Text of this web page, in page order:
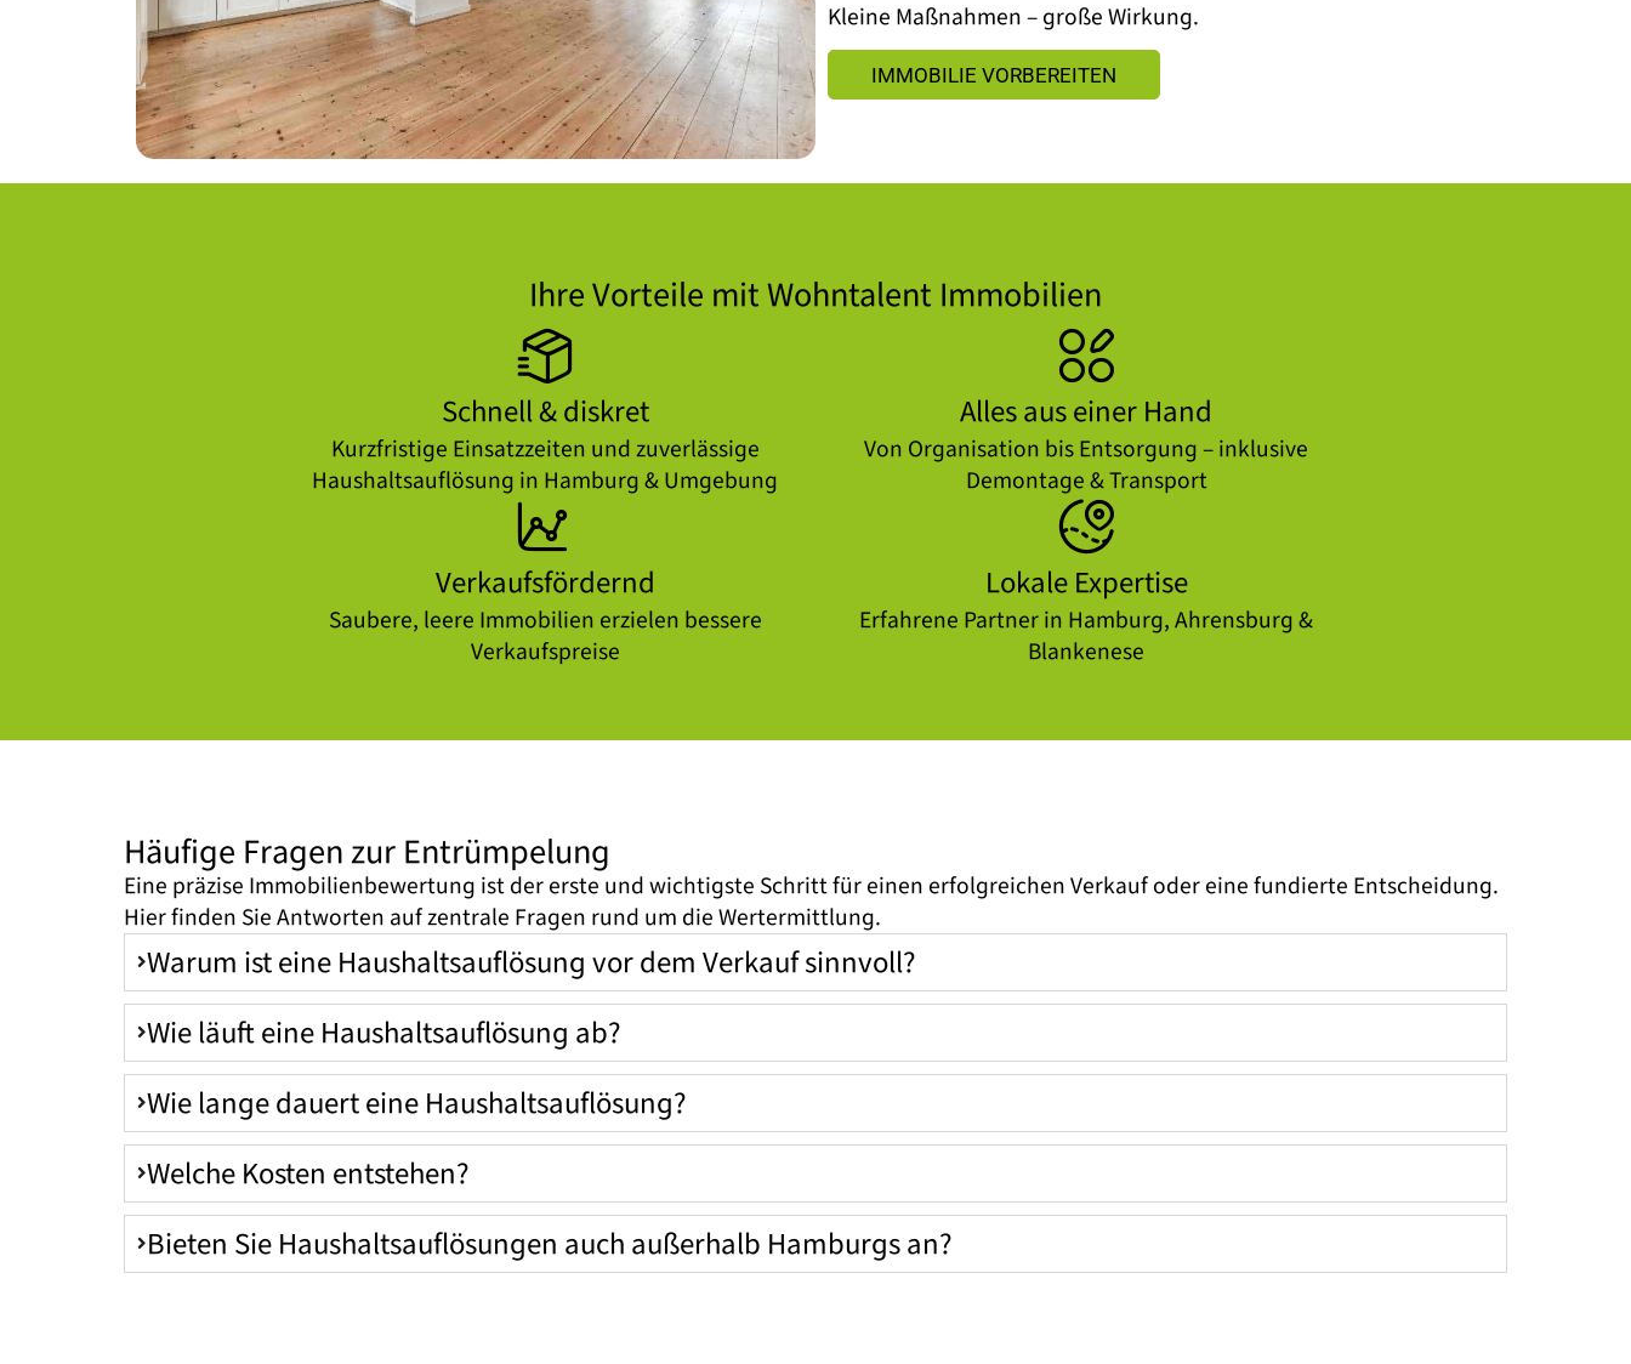
Kleine Maßnahmen – große Wirkung.
IMMOBILIE VORBEREITEN
Ihre Vorteile mit Wohntalent Immobilien
Schnell & diskret
Kurzfristige Einsatzzeiten und zuverlässige
Haushaltsauflösung in Hamburg & Umgebung
Alles aus einer Hand
Von Organisation bis Entsorgung – inklusive
Demontage & Transport
Verkaufsfördernd
Saubere, leere Immobilien erzielen bessere
Verkaufspreise
Lokale Expertise
Erfahrene Partner in Hamburg, Ahrensburg &
Blankenese
Häufige Fragen zur Entrümpelung
Eine präzise Immobilienbewertung ist der erste und wichtigste Schritt für einen erfolgreichen Verkauf oder eine fundierte Entscheidung.
Hier finden Sie Antworten auf zentrale Fragen rund um die Wertermittlung.
Warum ist eine Haushaltsauflösung vor dem Verkauf sinnvoll?
Wie läuft eine Haushaltsauflösung ab?
Wie lange dauert eine Haushaltsauflösung?
Welche Kosten entstehen?
Bieten Sie Haushaltsauflösungen auch außerhalb Hamburgs an?